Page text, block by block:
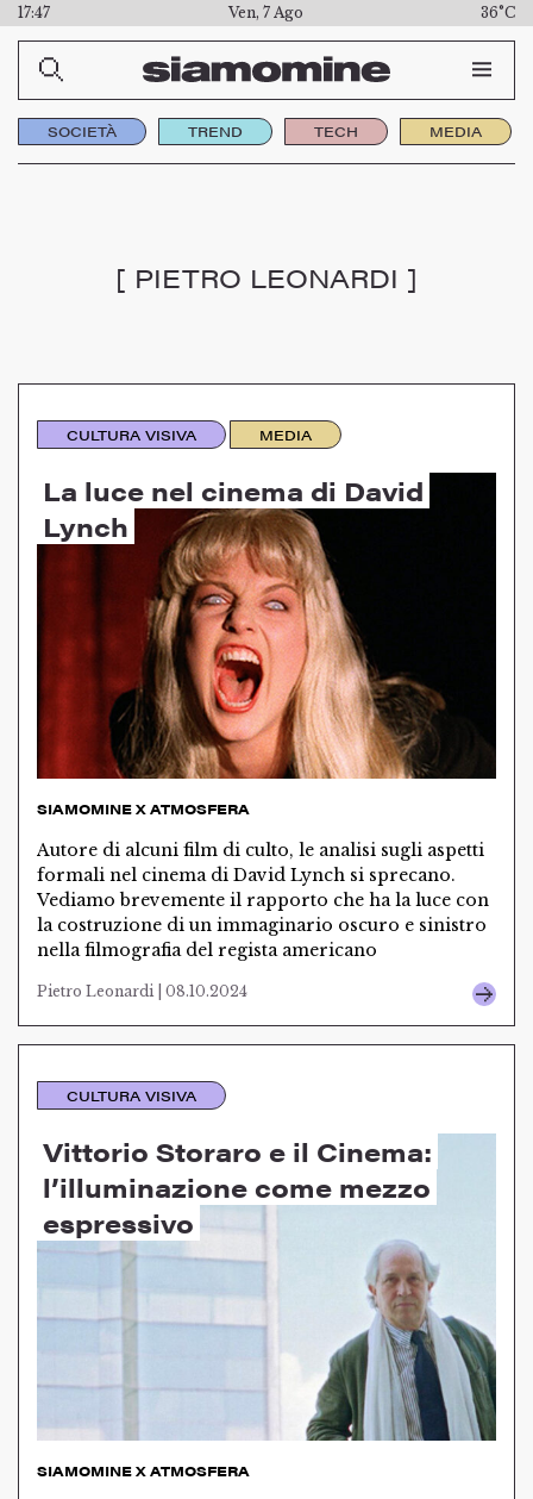
17:47 Ven, 7 Ago 36°C
SOCIETÀ TREND TECH MEDIA
[ PIETRO LEONARDI ]
CULTURA VISIVA MEDIA
La luce nel cinema di David
Lynch
SIAMOMINE X ATMOSFERA
Autore di alcuni film di culto, le analisi sugli aspetti
formali nel cinema di David Lynch si sprecano.
Vediamo brevemente il rapporto che ha la luce con
la costruzione di un immaginario oscuro e sinistro
nella filmografia del regista americano
Pietro Leonardi | 08.10.2024
CULTURA VISIVA
Vittorio Storaro e il Cinema:
l’illuminazione come mezzo
espressivo
SIAMOMINE X ATMOSFERA